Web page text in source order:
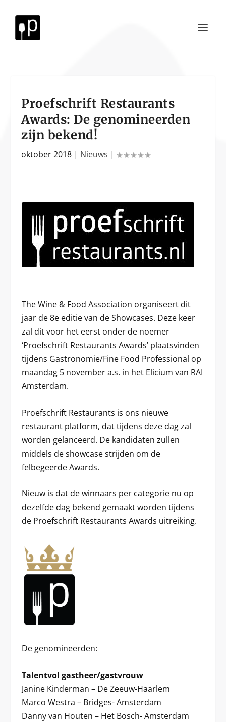
Proefschrift Restaurants
Awards: De genomineerden
zijn bekend!
oktober 2018 | Nieuws |
The Wine & Food Association organiseert dit
jaar de 8e editie van de Showcases. Deze keer
zal dit voor het eerst onder de noemer
‘Proefschrift Restaurants Awards’ plaatsvinden
tijdens Gastronomie/Fine Food Professional op
maandag 5 november a.s. in het Elicium van RAI
Amsterdam.
Proefschrift Restaurants is ons nieuwe
restaurant platform, dat tijdens deze dag zal
worden gelanceerd. De kandidaten zullen
middels de showcase strijden om de
felbegeerde Awards.
Nieuw is dat de winnaars per categorie nu op
dezelfde dag bekend gemaakt worden tijdens
de Proefschrift Restaurants Awards uitreiking.
De genomineerden:
Talentvol gastheer/gastvrouw
Janine Kinderman – De Zeeuw-Haarlem
Marco Westra – Bridges- Amsterdam
Danny van Houten – Het Bosch- Amsterdam